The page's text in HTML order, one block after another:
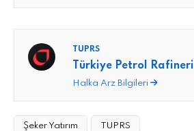
TUPRS
Türkiye Petrol
Halka Arz Bilgileri
Şeker Yatırım TUPRS